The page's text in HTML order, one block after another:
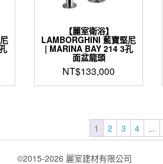
【麗室衛浴】
LAMBORGHINI 藍寶堅尼
| MARINA BAY 214 3孔
面盆龍頭
NT$133,000
1 2 3 4 ...
©2015-2026 麗室建材有限公司